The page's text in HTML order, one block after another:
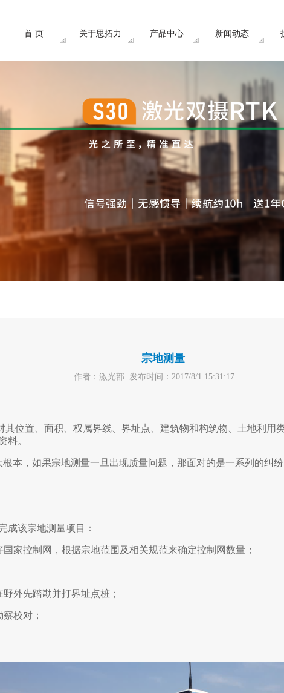
首 页 关于思拓力 产品中心 新闻动态
宗地测量
作者：激光部 发布时间：2017/8/1 15:31:17
位置、面积、权属界线、界址点、建筑物和构筑物、土地利用
料。
，如果宗地测量一旦出现质量问题，那面对的是一系列的纠
该宗地测量项目：
家控制网，根据宗地范围及相关规范来确定控制网数量；
外先踏勘并打界址点桩；
校对；